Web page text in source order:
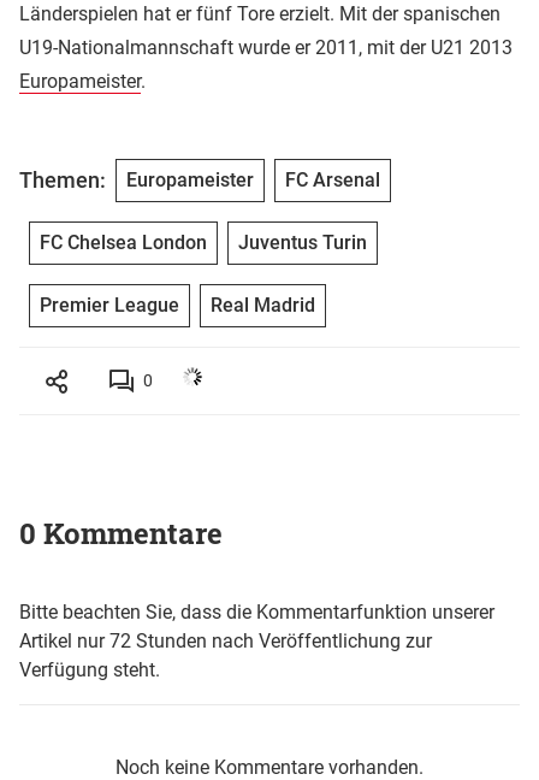
Länderspielen hat er fünf Tore erzielt. Mit der spanischen
U19-Nationalmannschaft wurde er 2011, mit der U21 2013
Europameister.
Themen: Europameister FC Arsenal
FC Chelsea London Juventus Turin
Premier League Real Madrid
0
0 Kommentare
Bitte beachten Sie, dass die Kommentarfunktion unserer
Artikel nur 72 Stunden nach Veröffentlichung zur
Verfügung steht.
Noch keine Kommentare vorhanden.